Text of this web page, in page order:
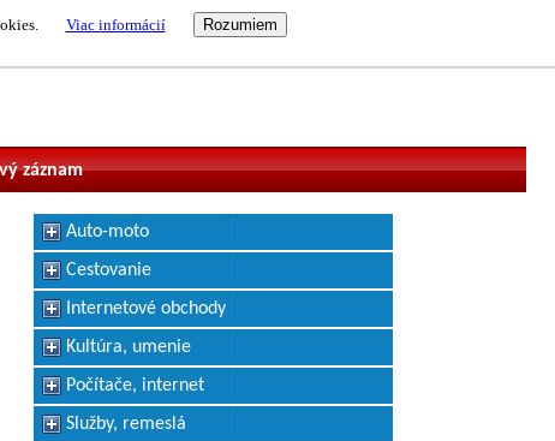
Viac informácií
záznam
Auto-moto
Cestovanie
Internetové obchody
Kultúra, umenie
Počítače, internet
Služby, remeslá